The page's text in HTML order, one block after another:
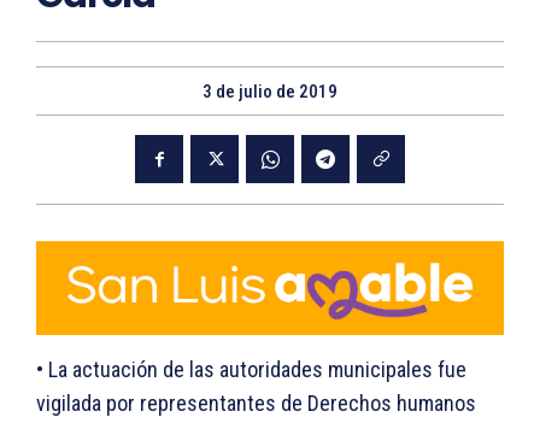
3 de julio de 2019
• La actuación de las autoridades municipales fue
vigilada por representantes de Derechos humanos